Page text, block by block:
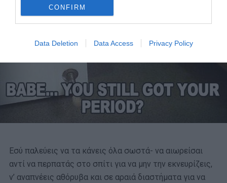
CONFIRM
Data Deletion Data Access Privacy Policy
Εσύ παλεύεις να τα κάνεις όλα σωστά- να αιωρείσαι
αντί να περπατάς στο σπίτι για να μην την εκνευρίζεις,
ν’ αναπνέεις αθόρυβα και σε αραιά διαστήματα για να